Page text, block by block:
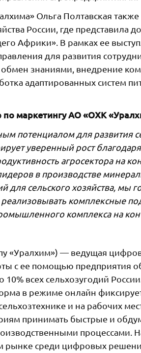
Ольга Полтавская
России, где представила
Африки». В рамках ее
для развития
знаниями, внедрение
адаптированных систем
по маркетингу АО «ОХК
потенциалом для развития
уверенный рост
агросектора на
в производстве
сельского хозяйства, мы
комплексные
комплекса на
«Уралхим») — ведущая
с ее помощью предприятия
всех сельхозугодий
в режиме онлайн
и на рабочих
принимать быстрые и
процессами.
рынке среди цифровых